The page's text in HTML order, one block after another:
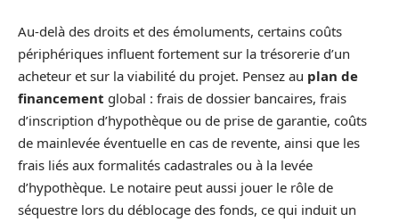
Au-delà des droits et des émoluments, certains coûts
périphériques influent fortement sur la trésorerie d’un
acheteur et sur la viabilité du projet. Pensez au plan de
financement global : frais de dossier bancaires, frais
d’inscription d’hypothèque ou de prise de garantie, coûts
de mainlevée éventuelle en cas de revente, ainsi que les
frais liés aux formalités cadastrales ou à la levée
d’hypothèque. Le notaire peut aussi jouer le rôle de
séquestre lors du déblocage des fonds, ce qui induit un